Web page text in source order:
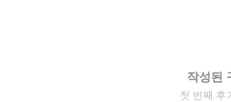
작성된
첫 번째 후